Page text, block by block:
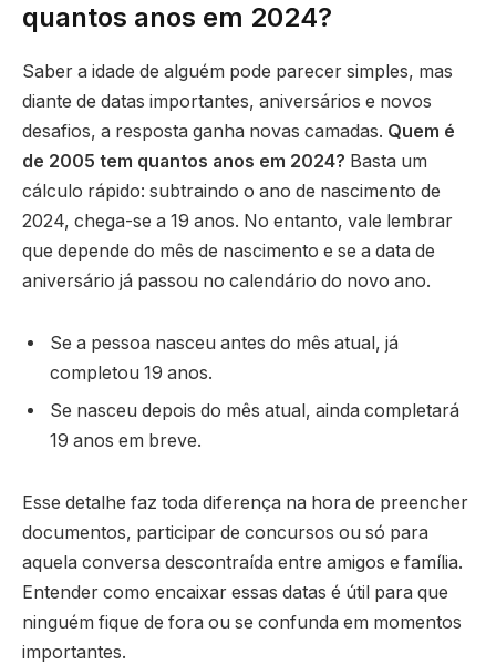
quantos anos em 2024?
Saber a idade de alguém pode parecer simples, mas
diante de datas importantes, aniversários e novos
desafios, a resposta ganha novas camadas. Quem é
de 2005 tem quantos anos em 2024? Basta um
cálculo rápido: subtraindo o ano de nascimento de
2024, chega-se a 19 anos. No entanto, vale lembrar
que depende do mês de nascimento e se a data de
aniversário já passou no calendário do novo ano.
Se a pessoa nasceu antes do mês atual, já
completou 19 anos.
Se nasceu depois do mês atual, ainda completará
19 anos em breve.
Esse detalhe faz toda diferença na hora de preencher
documentos, participar de concursos ou só para
aquela conversa descontraída entre amigos e família.
Entender como encaixar essas datas é útil para que
ninguém fique de fora ou se confunda em momentos
importantes.